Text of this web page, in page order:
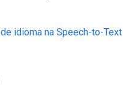
idioma na Speech-to-Text